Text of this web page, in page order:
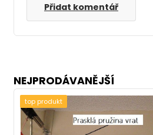
Přidat komentář
NEJPRODÁVANĚJŠÍ
top produkt